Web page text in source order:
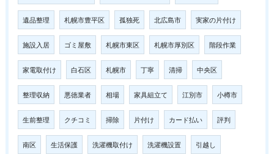
遺品整理 札幌市豊平区 孤独死 北広島市 実家の片付け
施設入居 ゴミ屋敷 札幌市東区 札幌市厚別区 階段作業
家電取付け 白石区 札幌市 丁寧 清掃 中央区
整理収納 悪徳業者 相場 家具組立て 江別市 小樽市
生前整理 クチコミ 掃除 片付け カード払い 評判
南区 生活保護 洗濯機取付け 洗濯機設置 引越し